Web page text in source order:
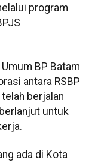
program
BP Batam
antara RSBP
berjalan
untuk
ada di Kota